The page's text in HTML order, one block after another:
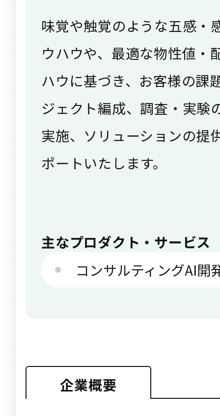
味覚や触覚のような五感・
ウハウや、最適な物性値・
ハウに基づき、お客様の課
ジェクト編成、調査・実験
実施、ソリューションの提
ポートいたします。
主なプロダクト・サービス
コンサルティングAI開
企業概要